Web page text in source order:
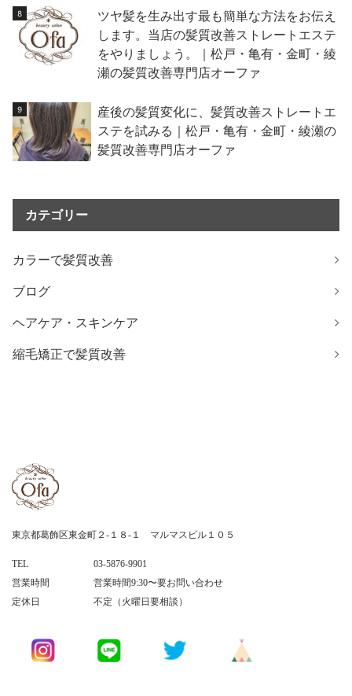
ツヤ髪を生み出す最も簡単な方法をお伝え
します。当店の髪質改善ストレートエステ
をやりましょう。｜松戸・亀有・金町・綾
瀬の髪質改善専門店オーファ
産後の髪質変化に、髪質改善ストレートエ
ステを試みる｜松戸・亀有・金町・綾瀬の
髪質改善専門店オーファ
カテゴリー
カラーで髪質改善
ブログ
ヘアケア・スキンケア
縮毛矯正で髪質改善
東京都葛飾区東金町２-１８-１ マルマスビル１０５
TEL
03-5876-9901
営業時間
営業時間9:30〜要お問い合わせ
定休日
不定（火曜日要相談）